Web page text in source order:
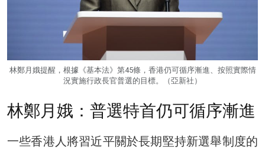
林鄭月娥提醒，根據《基本法》第45條，香港仍可循序漸進、按照實際情
況實施行政長官普選的目標。（亞新社）
林鄭月娥：普選特首仍可循序漸進
一些香港人將習近平關於長期堅持新選舉制度的